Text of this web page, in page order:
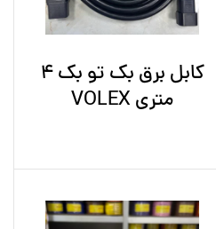
کابل برق بک تو بک 4
متری VOLEX